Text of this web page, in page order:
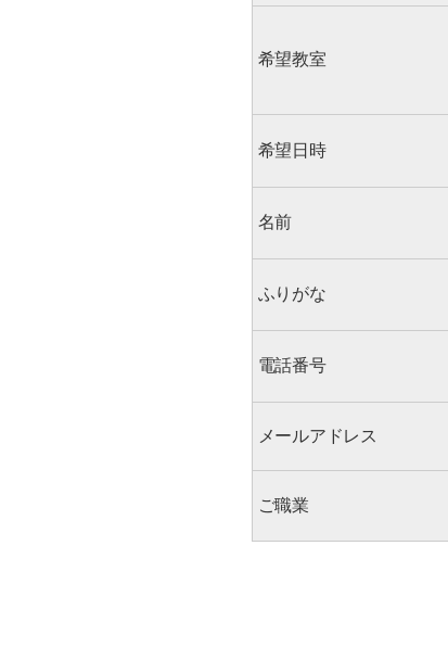
希望教室
希望日時
名前
ふりがな
電話番号
メールアドレス
ご職業